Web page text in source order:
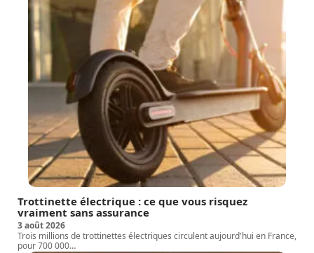
Trottinette électrique : ce que vous risquez
vraiment sans assurance
3 août 2026
Trois millions de trottinettes électriques circulent aujourd'hui en France,
pour 700 000…